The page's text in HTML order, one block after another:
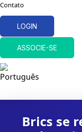
Contato
LOGIN
ASSOCIE-SE
Brics se